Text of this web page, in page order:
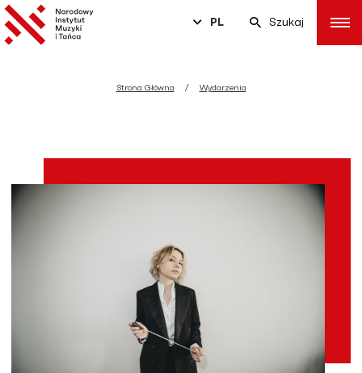
PL Szukaj
Strona Główna Wydarzenia